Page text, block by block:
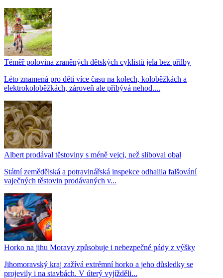
Téměř polovina zraněných dětských cyklistů jela bez přilby
Léto znamená pro děti více času na kolech, koloběžkách a
elektrokoloběžkách, zároveň ale přibývá nehod....
Albert prodával těstoviny s méně vejci, než sliboval obal
Státní zemědělská a potravinářská inspekce odhalila falšování
vaječných těstovin prodávaných v...
Horko na jihu Moravy způsobuje i nebezpečné pády z výšky
Jihomoravský kraj zažívá extrémní horko a jeho důsledky se
projevily i na stavbách. V úterý vyjížděli...